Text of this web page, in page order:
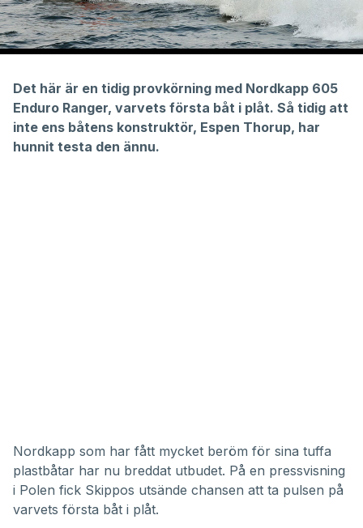
minutes,
Det här är en tidig provkörning med Nordkapp 605
Enduro Ranger, varvets första båt i plåt. Så tidig att
inte ens båtens konstruktör, Espen Thorup, har
hunnit testa den ännu.
Nordkapp som har fått mycket beröm för sina tuffa
plastbåtar har nu breddat utbudet. På en pressvisning
i Polen fick Skippos utsände chansen att ta pulsen på
varvets första båt i plåt.